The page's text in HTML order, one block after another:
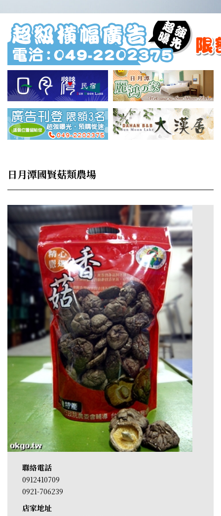
日月潭國賢菇類農場
聯絡電話
0912410709
0921-706239
店家地址